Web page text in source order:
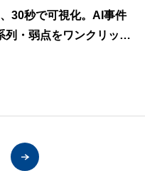
30秒で可視化。AI事件
・弱点をワンクリック